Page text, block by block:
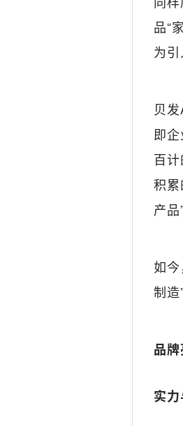
品“
为
贝
即
百
积
产品
如
制造
品牌
实